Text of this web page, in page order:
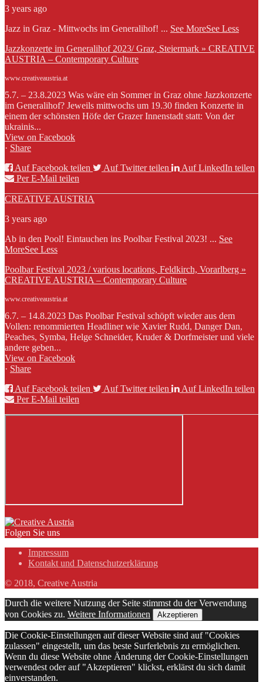
3 years ago
Jazz in Graz - Mittwochs im Generalihof! ... See MoreSee Less
Jazzkonzerte im Generalihof 2023/ Graz, Steiermark » CREATIVE
AUSTRIA – Contemporary Culture
www.creativeaustria.at
5.7. – 23.8.2023 Was wäre ein Sommer in Graz ohne Jazzkonzerte
im Generalihof? Jeweils mittwochs um 19.30 finden Konzerte in
einem der schönsten Höfe der Grazer Innenstadt statt: Von der
ukrainis...
View on Facebook
· Share
Auf Facebook teilen
Auf Twitter teilen
Auf LinkedIn teilen
Per E-Mail teilen
CREATIVE AUSTRIA
3 years ago
Ab in den Pool! Eintauchen ins Poolbar Festival 2023! ... See
MoreSee Less
Poolbar Festival 2023 / various locations, Feldkirch, Vorarlberg »
CREATIVE AUSTRIA – Contemporary Culture
www.creativeaustria.at
6.7. – 14.8.2023 Das Poolbar Festival schöpft wieder aus dem
Vollen: renommierten Headliner wie Xavier Rudd, Danger Dan,
Peaches, Symba, Helge Schneider, Kruder & Dorfmeister und viele
andere geben...
View on Facebook
· Share
Auf Facebook teilen
Auf Twitter teilen
Auf LinkedIn teilen
Per E-Mail teilen
Folgen Sie uns
Impressum
Kontakt und Datenschutzerklärung
© 2018, Creative Austria
Durch die weitere Nutzung der Seite stimmst du der Verwendung
von Cookies zu. Weitere Informationen Akzeptieren
Die Cookie-Einstellungen auf dieser Website sind auf "Cookies
zulassen" eingestellt, um das beste Surferlebnis zu ermöglichen.
Wenn du diese Website ohne Änderung der Cookie-Einstellungen
verwendest oder auf "Akzeptieren" klickst, erklärst du sich damit
einverstanden.